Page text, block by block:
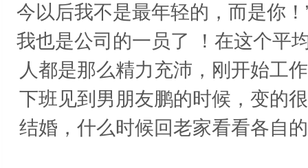
今以后我不是最年轻的，而是你
我也是公司的一员了 ！在这个平
人都是那么精力充沛，刚开始工
下班见到男朋友鹏的时候，变的
结婚，什么时候回老家看看各自